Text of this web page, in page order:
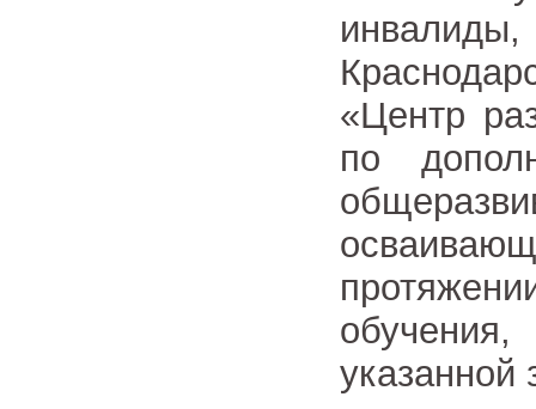
«Центр
по
указанной